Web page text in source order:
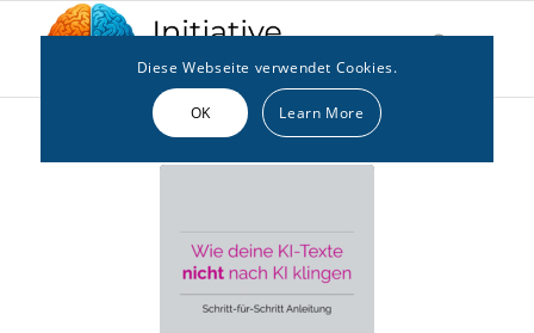
Diese Webseite verwendet Cookies.
OK Learn More